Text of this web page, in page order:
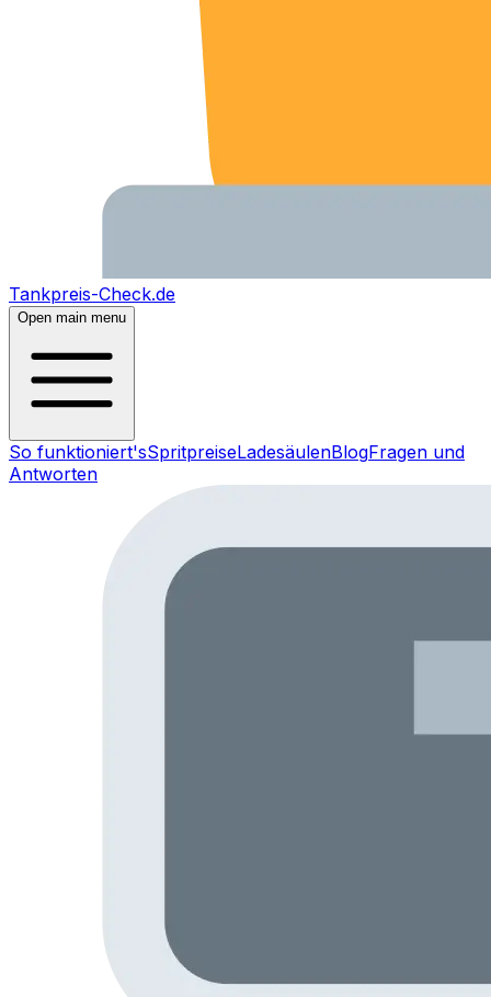
Tankpreis-Check.de
Open main menu
So funktioniert'sSpritpreiseLadesäulenBlogFragen und
Antworten